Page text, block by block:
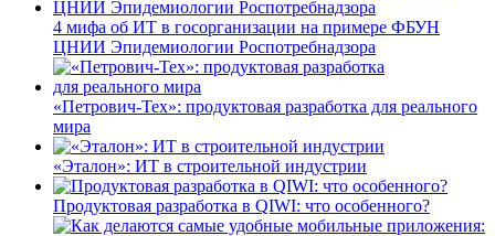
4 мифа об ИТ в госорганизации на примере ФБУН
ЦНИИ Эпидемиологии Роспотребнадзора
«Петрович-Тех»: продуктовая разработка для реального
мира
«Эталон»: ИТ в строительной индустрии
Продуктовая разработка в QIWI: что особенного?